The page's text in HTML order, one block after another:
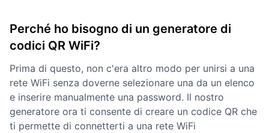
Perché ho bisogno di un generatore di
codici QR WiFi?
Prima di questo, non c'era altro modo per unirsi a una
rete WiFi senza doverne selezionare una da un elenco
e inserire manualmente una password. Il nostro
generatore ora ti consente di creare un codice QR che
ti permette di connetterti a una rete WiFi